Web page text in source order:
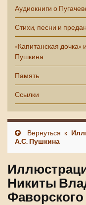
Аудиокниги о
Стихи, песни и
«Капитанская дочка»
Пушкина
Память
Ссылки
Вернуться к
А.С. Пушкина
Никиты
Фаворского